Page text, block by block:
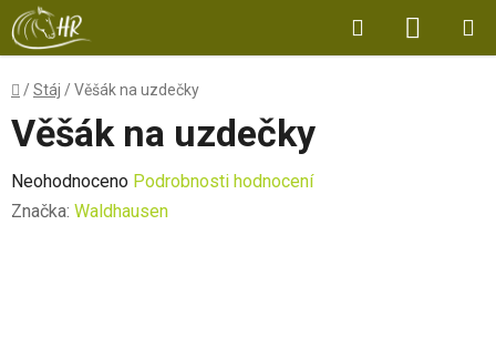
Přejít
na
obsah
Hledat
KOŠÍK
Domů
/Stáj /Věšák na uzdečky
Věšák na uzdečky
Průměrné
hodnocení
Neohodnoceno Podrobnosti hodnocení
Značka: Waldhausen